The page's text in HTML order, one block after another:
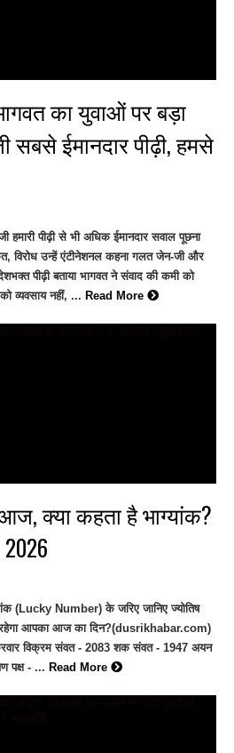
का युवाओं पर बड़ा
सबसे ईमानदार पीढ़ी, हमसे
पीढ़ी से भी अधिक ईमानदार सवाल पूछना
विरोध उन्हें एंटीनेशनल कहना गलत जेन-जी और
पीढ़ी बताया भागवत ने संवाद की कमी को
व्यवसाय नहीं, ... Read More
क्या कहता है भाग्यांक?
(Lucky Number) के जरिए जानिए ज्योतिष
आपका आज का दिन?(dusrikhabar.com)
विक्रम संवत - 2083 शक संवत - 1947 अयन
पक्ष - ... Read More